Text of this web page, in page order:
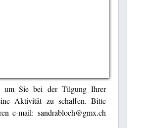
um Sie bei der Tilgung Ihrer
Aktivität zu schaffen. Bitte
e-mail: sandrabloch@gmx.ch